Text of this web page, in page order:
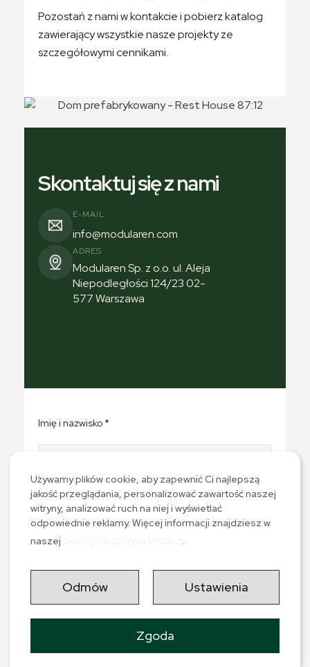
Pozostań z nami w kontakcie i pobierz katalog
zawierający wszystkie nasze projekty ze
szczegółowymi cennikami.
Skontaktuj się z nami
E-MAIL
info@modularen.com
ADRES
Modularen Sp. z o.o. ul. Aleja
Niepodległości 124/23 02-
577 Warszawa
Imię i nazwisko *
Email *
Nr. tel *
Używamy plików cookie, aby zapewnić Ci najlepszą
jakość przeglądania, personalizować zawartość naszej
witryny, analizować ruch na niej i wyświetlać
odpowiednie reklamy. Więcej informacji znajdziesz w
naszej
.
Zgoda
Ustawienia
Odmów